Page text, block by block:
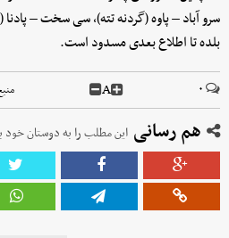
سرو آباد – پاوه (گردنه تته)، سی سخت –
بلده تا اطلاع بعدی مسدود است.
۰ A
هم رسانی این مطلب را به دوستان خود